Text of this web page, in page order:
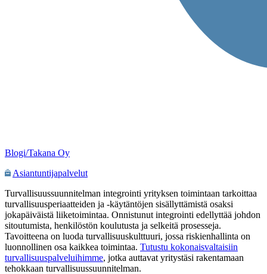
Blogi/Takana Oy
Asiantuntijapalvelut
Turvallisuussuunnitelman integrointi yrityksen toimintaan tarkoittaa
turvallisuusperiaatteiden ja -käytäntöjen sisällyttämistä osaksi
jokapäiväistä liiketoimintaa. Onnistunut integrointi edellyttää johdon
sitoutumista, henkilöstön koulutusta ja selkeitä prosesseja.
Tavoitteena on luoda turvallisuuskulttuuri, jossa riskienhallinta on
luonnollinen osa kaikkea toimintaa. Tutustu kokonaisvaltaisiin
turvallisuuspalveluihimme, jotka auttavat yritystäsi rakentamaan
tehokkaan turvallisuussuunnitelman.